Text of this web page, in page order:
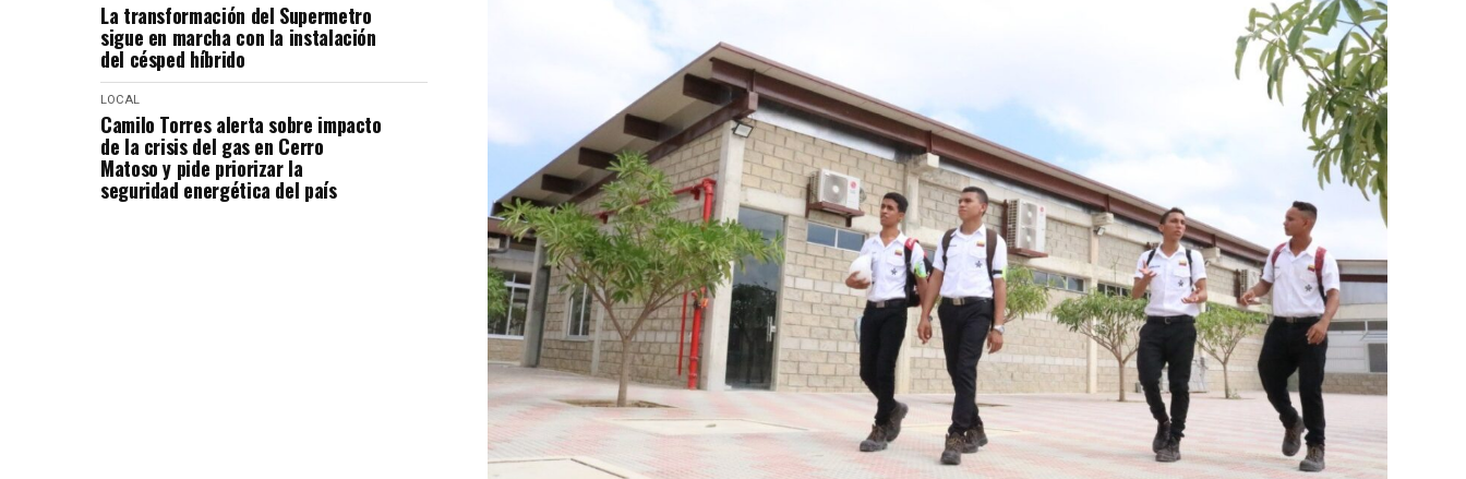
La transformación del Supermetro
sigue en marcha con la instalación
del césped híbrido
LOCAL
Camilo Torres alerta sobre impacto
de la crisis del gas en Cerro
Matoso y pide priorizar la
seguridad energética del país